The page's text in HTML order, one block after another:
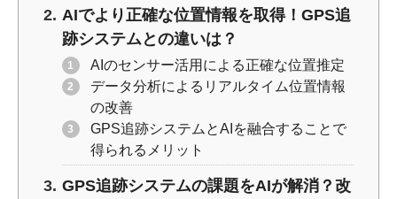
AIでより正確な位置情報を取得！GPS追
跡システムとの違いは？
AIのセンサー活用による正確な位置推定
データ分析によるリアルタイム位置情報
の改善
GPS追跡システムとAIを融合することで
得られるメリット
GPS追跡システムの課題をAIが解消？改